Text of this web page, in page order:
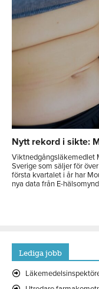
Nytt rekord i sikte:
Viktnedgångsläkemedlet
Sverige som säljer för
första kvartalet i år har
nya data från E-
Lediga jobb